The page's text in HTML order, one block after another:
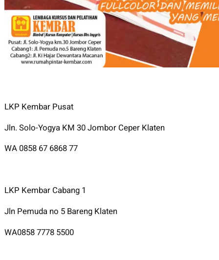
LKP Kembar Pusat
Jln. Solo-Yogya KM 30 Jombor Ceper Klaten
WA 0858 67 6868 77
LKP Kembar Cabang 1
Jln Pemuda no 5 Bareng Klaten
WA0858 7778 5500